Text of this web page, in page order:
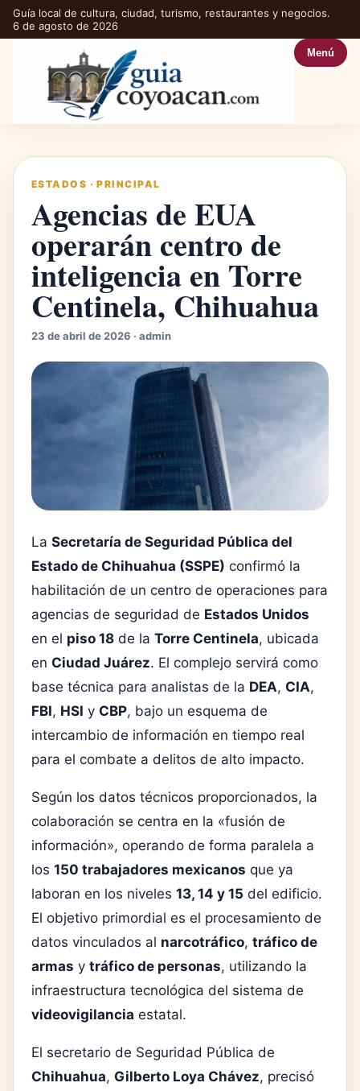
Guía local de cultura, ciudad, turismo, restaurantes y negocios.
6 de agosto de 2026
Menú
ESTADOS ·PRINCIPAL
Agencias de EUA
operarán centro de
inteligencia en Torre
Centinela, Chihuahua
23 de abril de 2026 · admin
La Secretaría de Seguridad Pública del
Estado de Chihuahua (SSPE) confirmó la
habilitación de un centro de operaciones para
agencias de seguridad de Estados Unidos
en el piso 18 de la Torre Centinela, ubicada
en Ciudad Juárez. El complejo servirá como
base técnica para analistas de la DEA, CIA,
FBI, HSI y CBP, bajo un esquema de
intercambio de información en tiempo real
para el combate a delitos de alto impacto.
Según los datos técnicos proporcionados, la
colaboración se centra en la «fusión de
información», operando de forma paralela a
los 150 trabajadores mexicanos que ya
laboran en los niveles 13, 14 y 15 del edificio.
El objetivo primordial es el procesamiento de
datos vinculados al narcotráfico, tráfico de
armas y tráfico de personas, utilizando la
infraestructura tecnológica del sistema de
videovigilancia estatal.
El secretario de Seguridad Pública de
Chihuahua, Gilberto Loya Chávez, precisó